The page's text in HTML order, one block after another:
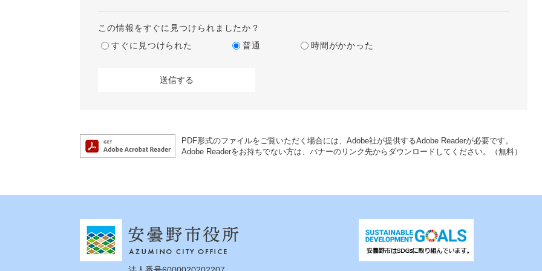
この情報をすぐに見つけられましたか？
すぐに見つけられた
普通 時間がかかった
PDF形式のファイルをご覧いただく場合には、Adobe社が提供するAdobe Readerが必要です。
Adobe Readerをお持ちでない方は、バナーのリンク先からダウンロードしてください。（無料）